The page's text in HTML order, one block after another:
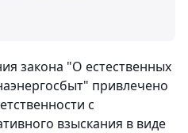
закона "О естественных
привлечено
с
взыскания в виде